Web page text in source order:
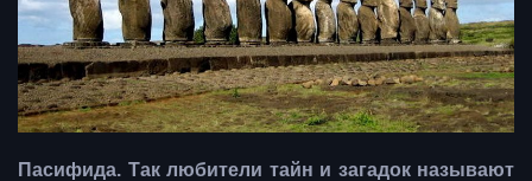
Пасифида. Так любители тайн и загадок называют